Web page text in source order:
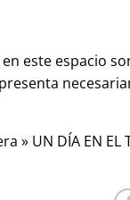
este espacio
» UN DÍA EN EL